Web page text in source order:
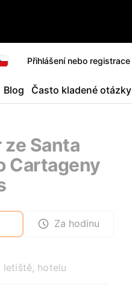
Přihlášení nebo registrace
Blog Často kladené otázky
Santa
Cartageny
Za hodinu
letiště, hotelu